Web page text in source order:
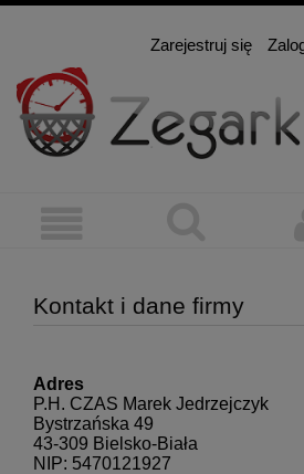
Zarejestruj się
Kontakt i dane firmy
Adres
P.H. CZAS Marek Jedrzejczyk
Bystrzańska 49
43-309 Bielsko-Biała
NIP: 5470121927